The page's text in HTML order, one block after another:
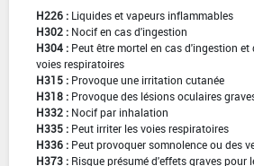
H226 : Liquides et vapeurs inflammables
H302 : Nocif en cas d'ingestion
H304 : Peut être mortel en cas d'ingestion
voies respiratoires
H315 : Provoque une irritation cutanée
H318 : Provoque des lésions oculaires
H332 : Nocif par inhalation
H335 : Peut irriter les voies respiratoires
H336 : Peut provoquer somnolence ou des
H373 : Risque présumé d'effets graves pour